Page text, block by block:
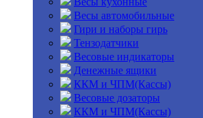
Весы автомобильные
Гири и наборы гирь
Тензодатчики
Весовые индикаторы
Денежные ящики
ККМ и ЧПМ(Кассы)
Весовые дозаторы
ККМ и ЧПМ(Кассы)